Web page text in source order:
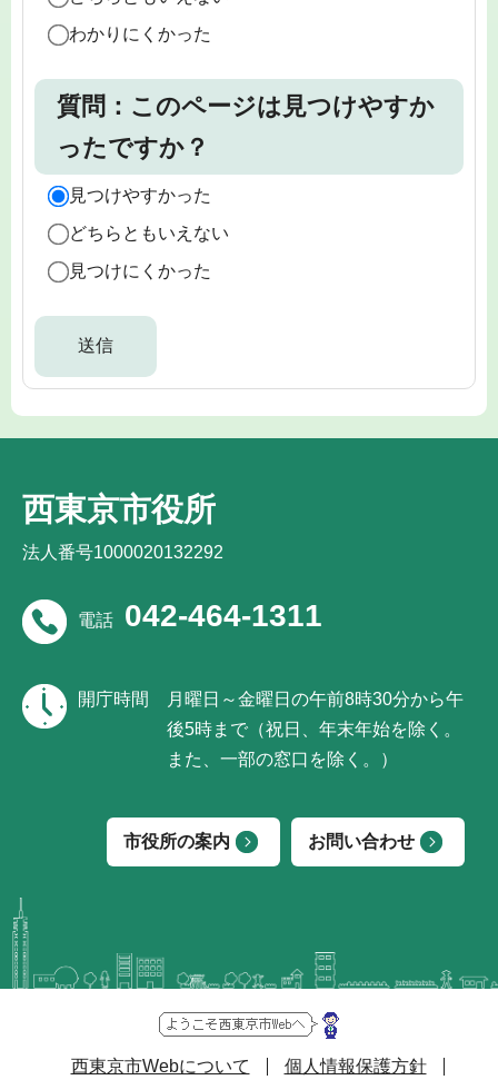
わかりにくかった
質問：このページは見つけやすか
ったですか？
見つけやすかった
どちらともいえない
見つけにくかった
西東京市役所
法人番号1000020132292
電話 042-464-1311
開庁時間
月曜日～金曜日の午前8時30分から午
後5時まで（祝日、年末年始を除く。
また、一部の窓口を除く。）
市役所の案内 お問い合わせ
西東京市Webについて 個人情報保護方針